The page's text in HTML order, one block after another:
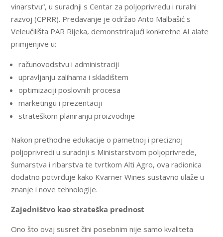
vinarstvu“, u suradnji s Centar za poljoprivredu i ruralni
razvoj (CPRR). Predavanje je održao Anto Malbašić s
Veleučilišta PAR Rijeka, demonstrirajući konkretne AI alate
primjenjive u:
računovodstvu i administraciji
upravljanju zalihama i skladištem
optimizaciji poslovnih procesa
marketingu i prezentaciji
strateškom planiranju proizvodnje
Nakon prethodne edukacije o pametnoj i preciznoj
poljoprivredi u suradnji s Ministarstvom poljoprivrede,
šumarstva i ribarstva te tvrtkom Alti Agro, ova radionica
dodatno potvrđuje kako Kvarner Wines sustavno ulaže u
znanje i nove tehnologije.
Zajedništvo kao strateška prednost
Ono što ovaj susret čini posebnim nije samo kvaliteta